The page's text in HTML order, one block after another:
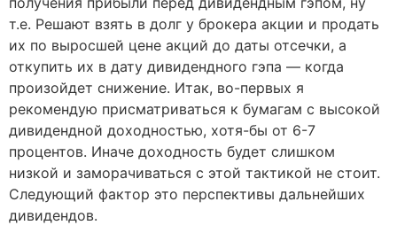
т.е. Решают взять в долг у брокера акции и продать
их по выросшей цене акций до даты отсечки, а
откупить их в дату дивидендного гэпа — когда
произойдет снижение. Итак, во-первых я
рекомендую присматриваться к бумагам с высокой
дивидендной доходностью, хотя-бы от 6-7
процентов. Иначе доходность будет слишком
низкой и заморачиваться с этой тактикой не стоит.
Следующий фактор это перспективы дальнейших
дивидендов.